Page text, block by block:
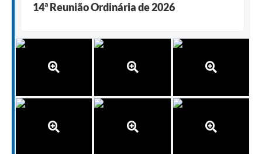
14ª Reunião Ordinária de 2026